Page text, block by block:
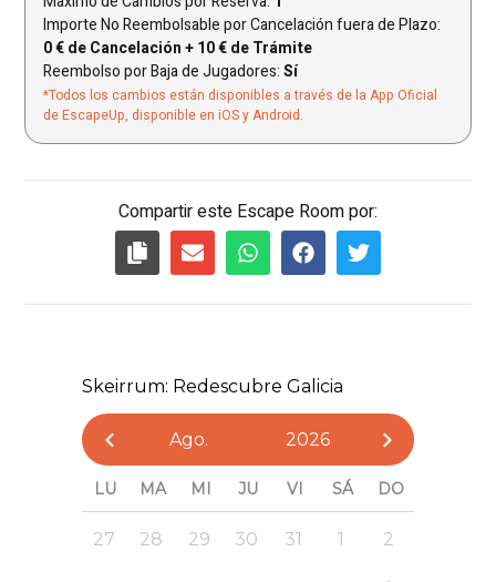
Importe No Reembolsable por Cancelación fuera de Plazo:
0 € de Cancelación + 10 € de Trámite
Reembolso por Baja de Jugadores: Sí
*Todos los cambios están disponibles a través de la App Oficial
de EscapeUp, disponible en iOS y Android.
Compartir este Escape Room por: